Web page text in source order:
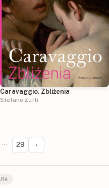
Caravaggio. Zbliżenia
Stefano Zuffi
··· 29 ›